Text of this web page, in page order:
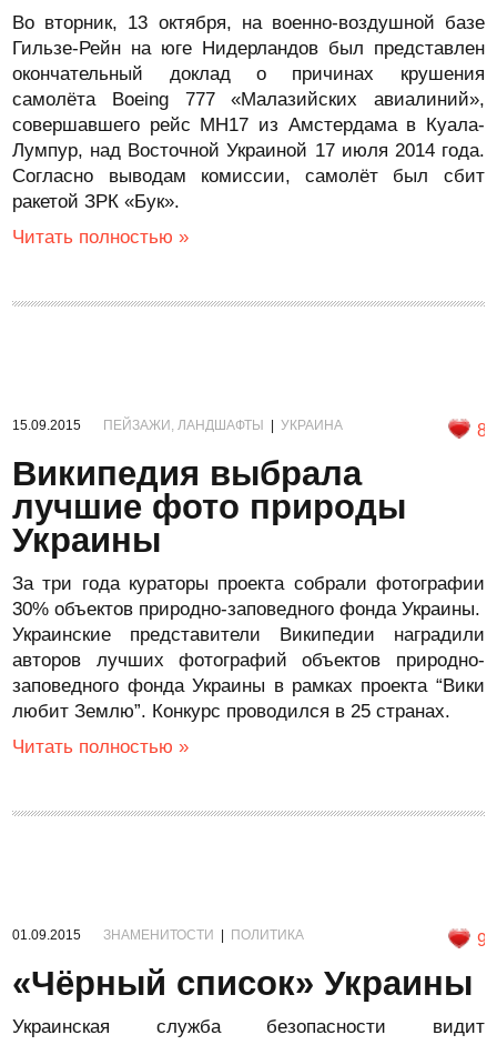
Во вторник, 13 октября, на военно-воздушной базе
Гильзе-Рейн на юге Нидерландов был представлен
окончательный доклад о причинах крушения
самолёта Boeing 777 «Малазийских авиалиний»,
совершавшего рейс MH17 из Амстердама в Куала-
Лумпур, над Восточной Украиной 17 июля 2014 года.
Согласно выводам комиссии, самолёт был сбит
ракетой ЗРК «Бук».
Читать полностью »
15.09.2015 ПЕЙЗАЖИ, ЛАНДШАФТЫ |УКРАИНА 8
Википедия выбрала
лучшие фото природы
Украины
За три года кураторы проекта собрали фотографии
30% объектов природно-заповедного фонда Украины.
Украинские представители Википедии наградили
авторов лучших фотографий объектов природно-
заповедного фонда Украины в рамках проекта “Вики
любит Землю”. Конкурс проводился в 25 странах.
Читать полностью »
01.09.2015 ЗНАМЕНИТОСТИ ПОЛИТИКА 9
«Чёрный список» Украины
Украинская служба безопасности видит